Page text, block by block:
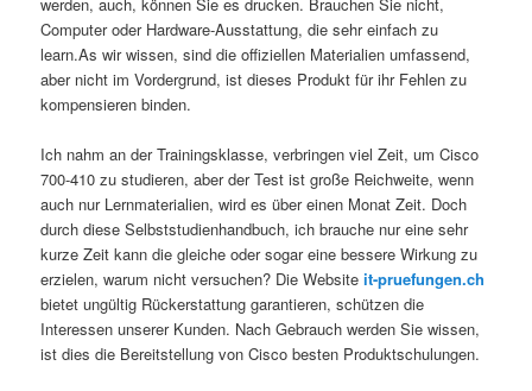
Computer oder Hardware-Ausstattung, die sehr einfach zu
learn.As wir wissen, sind die offiziellen Materialien umfassend,
aber nicht im Vordergrund, ist dieses Produkt für ihr Fehlen zu
kompensieren binden.
Ich nahm an der Trainingsklasse, verbringen viel Zeit, um Cisco
700-410 zu studieren, aber der Test ist große Reichweite, wenn
auch nur Lernmaterialien, wird es über einen Monat Zeit. Doch
durch diese Selbststudienhandbuch, ich brauche nur eine sehr
kurze Zeit kann die gleiche oder sogar eine bessere Wirkung zu
erzielen, warum nicht versuchen? Die Websiteit-pruefungen.ch
bietet ungültig Rückerstattung garantieren, schützen die
Interessen unserer Kunden. Nach Gebrauch werden Sie wissen,
ist dies die Bereitstellung von Cisco besten Produktschulungen.